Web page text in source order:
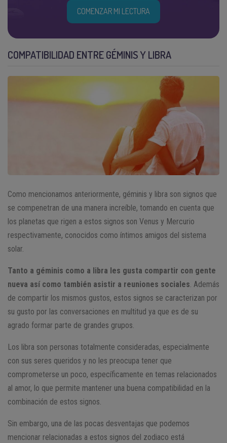
COMENZAR MI LECTURA
COMPATIBILIDAD ENTRE GÉMINIS Y LIBRA
Como mencionamos anteriormente, géminis y libra son signos que
se compenetran de una manera increíble, tomando en cuenta que
los planetas que rigen a estos signos son Venus y Mercurio
respectivamente, conocidos como íntimos amigos del sistema
solar.
Tanto a géminis como a libra les gusta compartir con gente
nueva así como también asistir a reuniones sociales. Además
de compartir los mismos gustos, estos signos se caracterizan por
su gusto por las conversaciones en multitud ya que es de su
agrado formar parte de grandes grupos.
Los libra son personas totalmente consideradas, especialmente
con sus seres queridos y no les preocupa tener que
comprometerse un poco, específicamente en temas relacionados
al amor, lo que permite mantener una buena compatibilidad en la
combinación de estos signos.
Sin embargo, una de las pocas desventajas que podemos
mencionar relacionadas a estos signos del zodiaco está